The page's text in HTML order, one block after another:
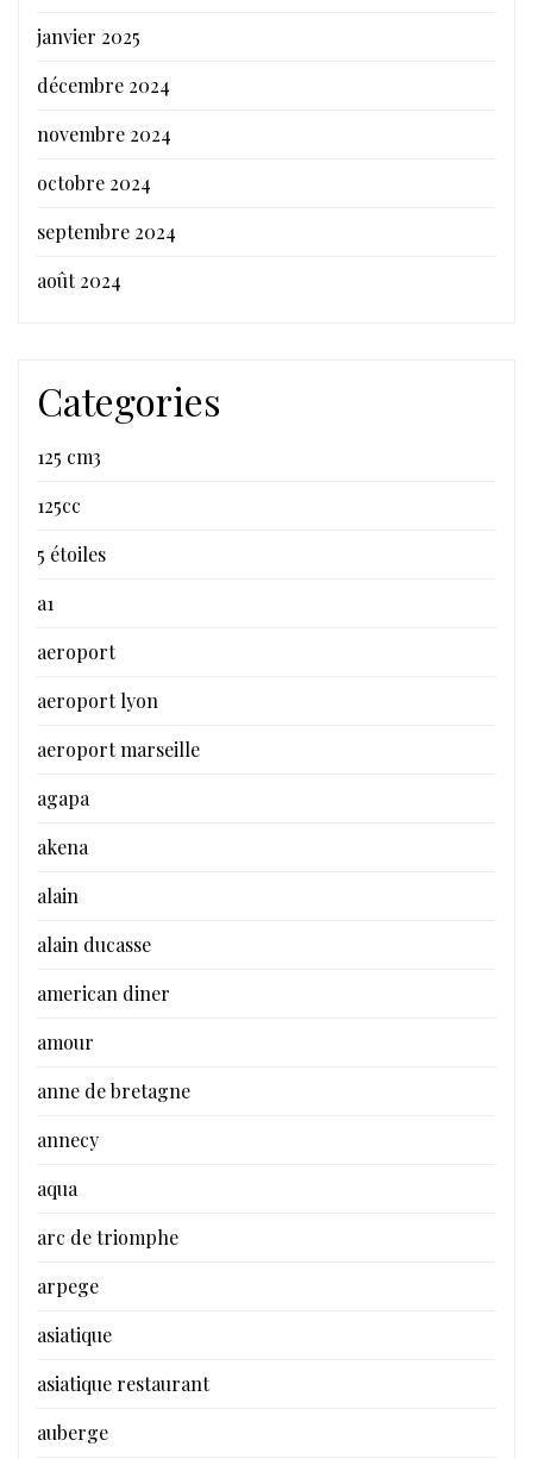
janvier 2025
décembre 2024
novembre 2024
octobre 2024
septembre 2024
août 2024
Categories
125 cm3
125cc
5 étoiles
a1
aeroport
aeroport lyon
aeroport marseille
agapa
akena
alain
alain ducasse
american diner
amour
anne de bretagne
annecy
aqua
arc de triomphe
arpege
asiatique
asiatique restaurant
auberge